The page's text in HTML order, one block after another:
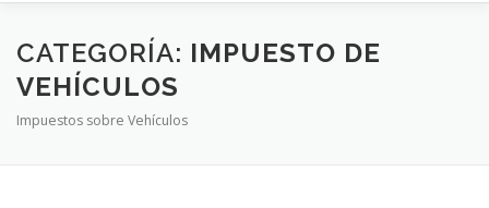
INICIO ZTE TRÁMITES INFORMACIÓN
CONTACTOS
CATEGORÍA: IMPUESTO DE
VEHÍCULOS
Impuestos sobre Vehículos